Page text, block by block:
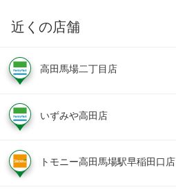
近くの店舗
高田馬場二丁目店
いずみや高田店
トモニー高田馬場駅早稲田口店